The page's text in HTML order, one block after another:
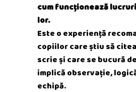
cum funcționează
lor.
Este o experiență
copiilor care știu să
scrie și care se bucură
implică observație,
echipă.